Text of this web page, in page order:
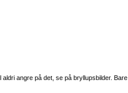
angre på det, se på bryllupsbilder. Bare